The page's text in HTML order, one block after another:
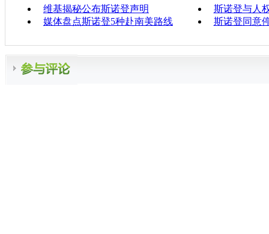
维基揭秘公布斯诺登声明
斯诺登与人
媒体盘点斯诺登5种赴南美路线
斯诺登同意